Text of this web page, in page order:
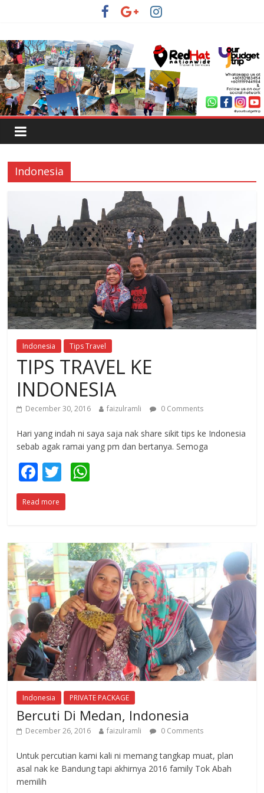
Indonesia
Indonesia Tips Travel
TIPS TRAVEL KE
INDONESIA
December 30, 2016 faizulramli 0 Comments
Hari yang indah ni saya saja nak share sikit tips ke Indonesia
sebab agak ramai yang pm dan bertanya. Semoga
F
ac
e
o
o
k
T
w
itt
A
p
p
Read more
Indonesia PRIVATE PACKAGE
Bercuti Di Medan, Indonesia
December 26, 2016 faizulramli 0 Comments
Untuk percutian kami kali ni memang tangkap muat, plan
asal nak ke Bandung tapi akhirnya 2016 family Tok Abah
memilih